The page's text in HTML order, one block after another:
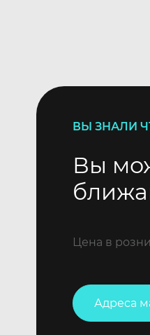
ВЫ ЗНАЛИ
Вы
Цена в
Адреса